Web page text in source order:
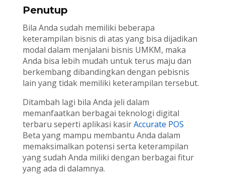
Penutup
Bila Anda sudah memiliki beberapa
keterampilan bisnis di atas yang bisa dijadikan
modal dalam menjalani bisnis UMKM, maka
Anda bisa lebih mudah untuk terus maju dan
berkembang dibandingkan dengan pebisnis
lain yang tidak memiliki keterampilan tersebut.
Ditambah lagi bila Anda jeli dalam
memanfaatkan berbagai teknologi digital
terbaru seperti aplikasi kasirAccurate POS
Beta yang mampu membantu Anda dalam
memaksimalkan potensi serta keterampilan
yang sudah Anda miliki dengan berbagai fitur
yang ada di dalamnya.